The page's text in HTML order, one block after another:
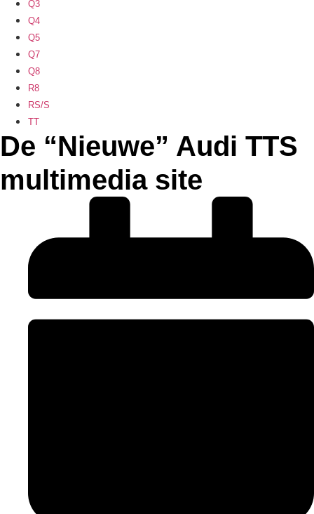
Q3
Q4
Q5
Q7
Q8
R8
RS/S
TT
De “Nieuwe” Audi TTS
multimedia site